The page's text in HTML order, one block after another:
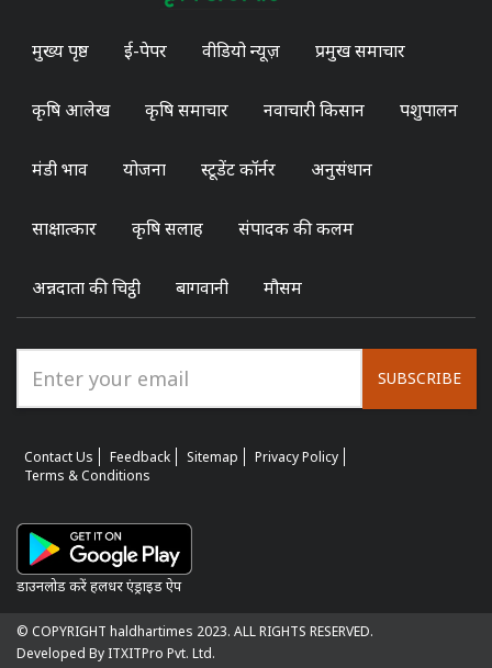
मुख्य पृष्ठ ई-पेपर वीडियो न्यूज़ प्रमुख समाचार
कृषि आलेख कृषि समाचार नवाचारी किसान पशुपालन
मंडी भाव योजना स्टूडेंट कॉर्नर अनुसंधान
साक्षात्कार कृषि सलाह संपादक की कलम
अन्नदाता की चिट्ठी बागवानी मौसम
SUBSCRIBE
Contact Us Feedback Sitemap
Privacy Policy
Terms & Conditions
डाउनलोड करें हलधर एंड्राइड ऐप
© COPYRIGHT haldhartimes 2023. ALL RIGHTS RESERVED.
Developed By ITXITPro Pvt. Ltd.